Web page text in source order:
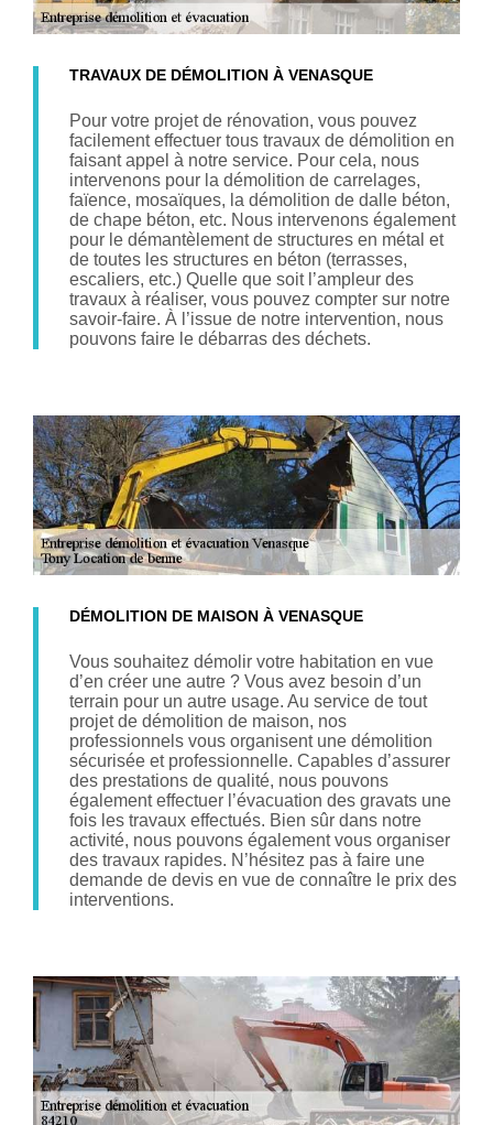
TRAVAUX DE DÉMOLITION À VENASQUE
Pour votre projet de rénovation, vous pouvez
facilement effectuer tous travaux de démolition en
faisant appel à notre service. Pour cela, nous
intervenons pour la démolition de carrelages,
faïence, mosaïques, la démolition de dalle béton,
de chape béton, etc. Nous intervenons également
pour le démantèlement de structures en métal et
de toutes les structures en béton (terrasses,
escaliers, etc.) Quelle que soit l’ampleur des
travaux à réaliser, vous pouvez compter sur notre
savoir-faire. À l’issue de notre intervention, nous
pouvons faire le débarras des déchets.
DÉMOLITION DE MAISON À VENASQUE
Vous souhaitez démolir votre habitation en vue
d’en créer une autre ? Vous avez besoin d’un
terrain pour un autre usage. Au service de tout
projet de démolition de maison, nos
professionnels vous organisent une démolition
sécurisée et professionnelle. Capables d’assurer
des prestations de qualité, nous pouvons
également effectuer l’évacuation des gravats une
fois les travaux effectués. Bien sûr dans notre
activité, nous pouvons également vous organiser
des travaux rapides. N’hésitez pas à faire une
demande de devis en vue de connaître le prix des
interventions.